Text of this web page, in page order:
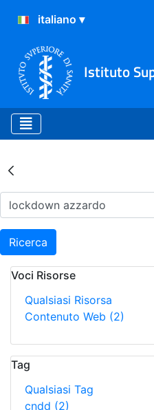
Istituto
Risultati
Ricerca
Voci Risorse
Qualsiasi Risorsa
Contenuto Web (2)
Tag
Qualsiasi Tag
cndd (2)